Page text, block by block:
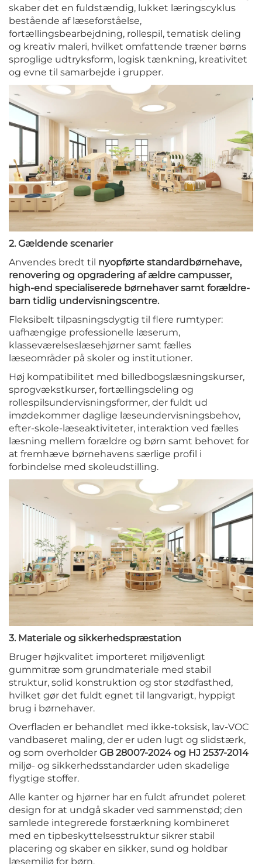
skaber det en fuldstændig, lukket læringscyklus
bestående af læseforståelse,
fortællingsbearbejdning, rollespil, tematisk deling
og kreativ maleri, hvilket omfattende træner børns
sproglige udtryksform, logisk tænkning, kreativitet
og evne til samarbejde i grupper.
2. Gældende scenarier
Anvendes bredt til nyopførte standardbørnehave,
renovering og opgradering af ældre campusser,
high-end specialiserede børnehaver samt forældre-
barn tidlig undervisningscentre.
Fleksibelt tilpasningsdygtig til flere rumtyper:
uafhængige professionelle læserum,
klasseværelseslæsehjørner samt fælles
læseområder på skoler og institutioner.
Høj kompatibilitet med billedbogslæsningskurser,
sprogvækstkurser, fortællingsdeling og
rollespilsundervisningsformer, der fuldt ud
imødekommer daglige læseundervisningsbehov,
efter-skole-læseaktiviteter, interaktion ved fælles
læsning mellem forældre og børn samt behovet for
at fremhæve børnehavens særlige profil i
forbindelse med skoleudstilling.
3. Materiale og sikkerhedspræstation
Bruger højkvalitet importeret miljøvenligt
gummitræ som grundmateriale med stabil
struktur, solid konstruktion og stor stødfasthed,
hvilket gør det fuldt egnet til langvarigt, hyppigt
brug i børnehaver.
Overfladen er behandlet med ikke-toksisk, lav-VOC
vandbaseret maling, der er uden lugt og slidstærk,
og som overholder GB 28007-2024 og HJ 2537-2014
miljø- og sikkerhedsstandarder uden skadelige
flygtige stoffer.
Alle kanter og hjørner har en fuldt afrundet poleret
design for at undgå skader ved sammenstød; den
samlede integrerede forstærkning kombineret
med en tipbeskyttelsesstruktur sikrer stabil
placering og skaber en sikker, sund og holdbar
læsemiljø for børn.